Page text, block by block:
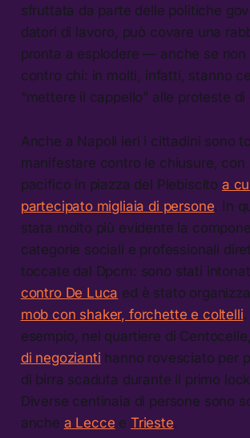
sfruttata da parte delle politiche
datori di lavoro, può covare una
pronta a esplodere — anche se non
contro chi: in molti, infatti, stanno
“mettere il cappello” alle proteste
Anche a Napoli ieri i cittadini sono
manifestare contro le chiusure, con
pacifico in piazza del Plebiscito a
partecipato migliaia di persone. In
stata molto più evidente la
categorie sociali e professionali
toccate dal Dpcm: sono stati
contro De Luca ed è stato
mob con shaker, forchette e coltelli
esempio, nel quartiere di Centocelle,
di negozianti hanno rovesciato per
di birra scaduta durante il primo
Diverse centinaia di persone sono
anche a Lecce e Trieste.